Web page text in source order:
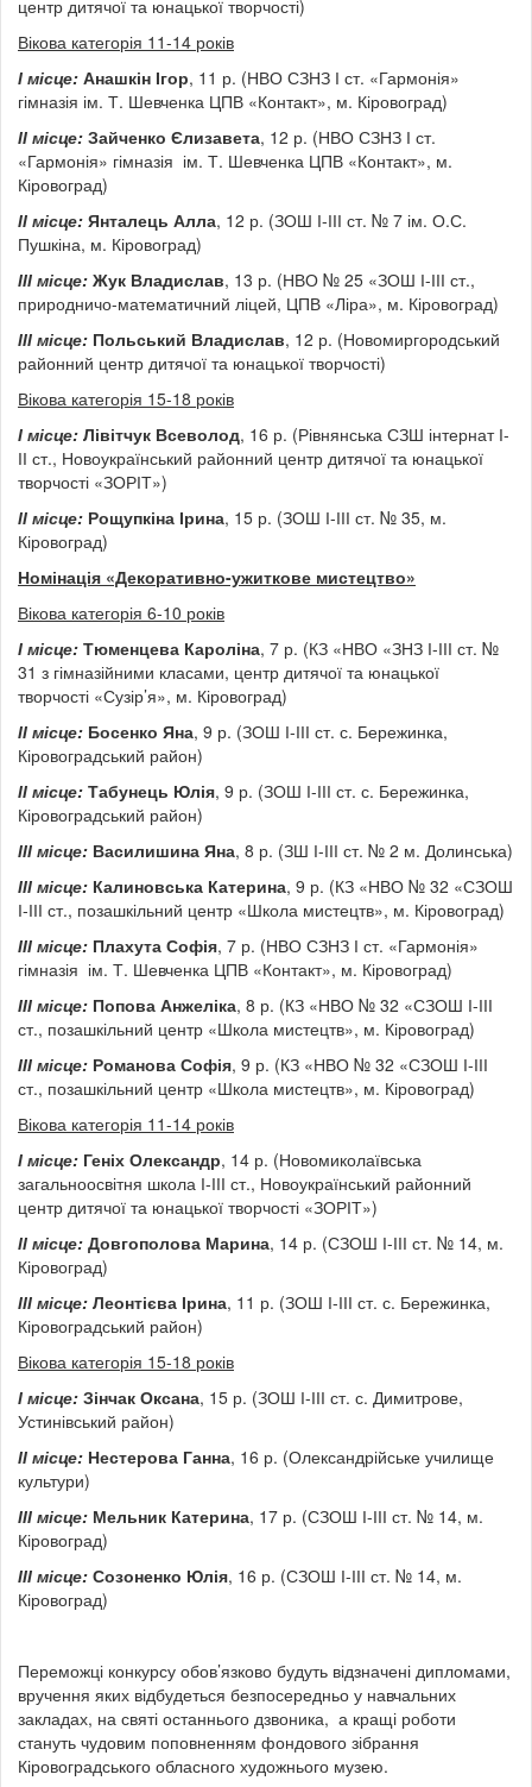
центр дитячої та юнацької творчості)
Вікова категорія 11-14 років
І місце: Анашкін Ігор, 11 р. (НВО СЗНЗ І ст. «Гармонія»
гімназія ім. Т. Шевченка ЦПВ «Контакт», м. Кіровоград)
ІІ місце: Зайченко Єлизавета, 12 р. (НВО СЗНЗ І ст.
«Гармонія» гімназія ім. Т. Шевченка ЦПВ «Контакт», м.
Кіровоград)
ІІ місце: Янталець Алла, 12 р. (ЗОШ І-ІІІ ст. № 7 ім. О.С.
Пушкіна, м. Кіровоград)
ІІІ місце: Жук Владислав, 13 р. (НВО № 25 «ЗОШ І-ІІІ ст.,
природничо-математичний ліцей, ЦПВ «Ліра», м. Кіровоград)
ІІІ місце: Польський Владислав, 12 р. (Новомиргородський
районний центр дитячої та юнацької творчості)
Вікова категорія 15-18 років
І місце: Лівітчук Всеволод, 16 р. (Рівнянська СЗШ інтернат І-
ІІ ст., Новоукраїнський районний центр дитячої та юнацької
творчості «ЗОРІТ»)
ІІ місце: Рощупкіна Ірина, 15 р. (ЗОШ І-ІІІ ст. № 35, м.
Кіровоград)
Номінація «Декоративно-ужиткове мистецтво»
Вікова категорія 6-10 років
І місце: Тюменцева Кароліна, 7 р. (КЗ «НВО «ЗНЗ І-ІІІ ст. №
31 з гімназійними класами, центр дитячої та юнацької
творчості «Сузір’я», м. Кіровоград)
ІІ місце: Босенко Яна, 9 р. (ЗОШ І-ІІІ ст. с. Бережинка,
Кіровоградський район)
ІІ місце: Табунець Юлія, 9 р. (ЗОШ І-ІІІ ст. с. Бережинка,
Кіровоградський район)
ІІІ місце: Василишина Яна, 8 р. (ЗШ І-ІІІ ст. № 2 м. Долинська)
ІІІ місце: Калиновська Катерина, 9 р. (КЗ «НВО № 32 «СЗОШ
І-ІІІ ст., позашкільний центр «Школа мистецтв», м. Кіровоград)
ІІІ місце: Плахута Софія, 7 р. (НВО СЗНЗ І ст. «Гармонія»
гімназія ім. Т. Шевченка ЦПВ «Контакт», м. Кіровоград)
ІІІ місце: Попова Анжеліка, 8 р. (КЗ «НВО № 32 «СЗОШ І-ІІІ
ст., позашкільний центр «Школа мистецтв», м. Кіровоград)
ІІІ місце: Романова Софія, 9 р. (КЗ «НВО № 32 «СЗОШ І-ІІІ
ст., позашкільний центр «Школа мистецтв», м. Кіровоград)
Вікова категорія 11-14 років
І місце: Геніх Олександр, 14 р. (Новомиколаївська
загальноосвітня школа І-ІІІ ст., Новоукраїнський районний
центр дитячої та юнацької творчості «ЗОРІТ»)
ІІ місце: Довгополова Марина, 14 р. (СЗОШ І-ІІІ ст. № 14, м.
Кіровоград)
ІІІ місце: Леонтієва Ірина, 11 р. (ЗОШ І-ІІІ ст. с. Бережинка,
Кіровоградський район)
Вікова категорія 15-18 років
І місце: Зінчак Оксана, 15 р. (ЗОШ І-ІІІ ст. с. Димитрове,
Устинівський район)
ІІ місце: Нестерова Ганна, 16 р. (Олександрійське училище
культури)
ІІІ місце: Мельник Катерина, 17 р. (СЗОШ І-ІІІ ст. № 14, м.
Кіровоград)
ІІІ місце: Созоненко Юлія, 16 р. (СЗОШ І-ІІІ ст. № 14, м.
Кіровоград)
Переможці конкурсу обов’язково будуть відзначені дипломами,
вручення яких відбудеться безпосередньо у навчальних
закладах, на святі останнього дзвоника, а кращі роботи
стануть чудовим поповненням фондового зібрання
Кіровоградського обласного художнього музею.